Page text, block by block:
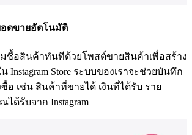
อดขายอัตโนมัติ
ซื้อสินค้าทันทีด้วยโพสต์ขายสินค้าเพื่อสร้าง
Instagram Store ระบบของเราจะช่วยบันทึก
อ เช่น สินค้าที่ขายได้ เงินที่ได้รับ ราย
ด้รับจาก Instagram